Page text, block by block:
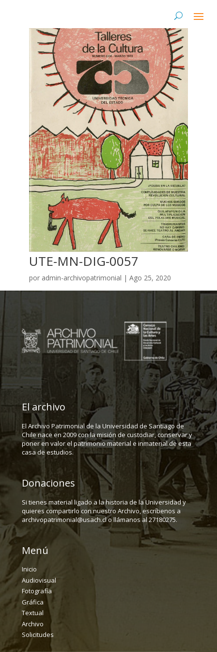
UTE-MN-DIG-0057
por admin-archivopatrimonial | Ago 25, 2020
El archivo
El Archivo Patrimonial de la Universidad de Santiago de
Chile nace en 2009 con la misión de custodiar, conservar y
poner en valor el patrimonio material e inmaterial de esta
casa de estudios.
Donaciones
Si tienes material ligado a la historia de la Universidad y
quieres compartirlo con nuestro Archivo, escríbenos a
archivopatrimonial@usach.cl o llámanos al 27180275.
Menú
Inicio
Audiovisual
Fotografía
Gráfica
Textual
Archivo
Solicitudes